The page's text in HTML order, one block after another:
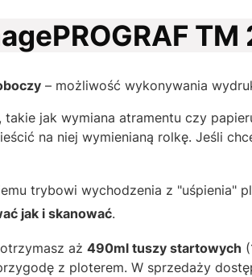
– możliwość wykonywania
takie jak wymiana atramentu czy
na niej wymienianą rolkę. Jeśli
trybowi wychodzenia z "uśpienia"
jak i skanować.
aż 490ml tuszy startowych
z ploterem. W sprzedaży